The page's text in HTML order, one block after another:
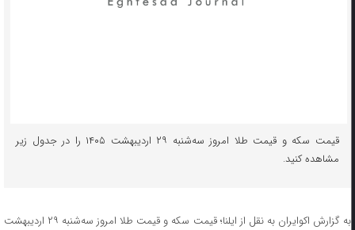
قیمت سکه و قیمت طلا امروز سه‌شنبه ۲۹ اردیبهشت ۱۴۰۵ را در جدول زیر
مشاهده کنید.
به گزارش اکوایران به نقل از ایلنا؛ قیمت سکه و قیمت طلا امروز سه‌شنبه ۲۹ اردیبهشت